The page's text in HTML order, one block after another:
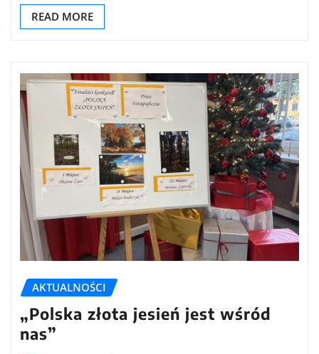
READ MORE
AKTUALNOŚCI
„Polska złota jesień jest wśród
nas”